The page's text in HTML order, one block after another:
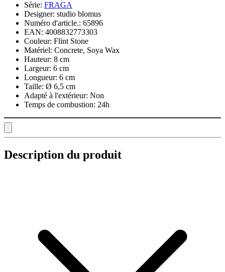
Série: FRAGA
Designer: studio blomus
Numéro d'article.: 65896
EAN: 4008832773303
Couleur: Flint Stone
Matériel: Concrete, Soya Wax
Hauteur: 8 cm
Largeur: 6 cm
Longueur: 6 cm
Taille: Ø 6,5 cm
Adapté à l'extérieur: Non
Temps de combustion: 24h
Description du produit